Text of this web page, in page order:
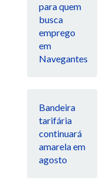
para quem
busca
emprego
em
Navegantes
Bandeira
tarifária
continuará
amarela em
agosto